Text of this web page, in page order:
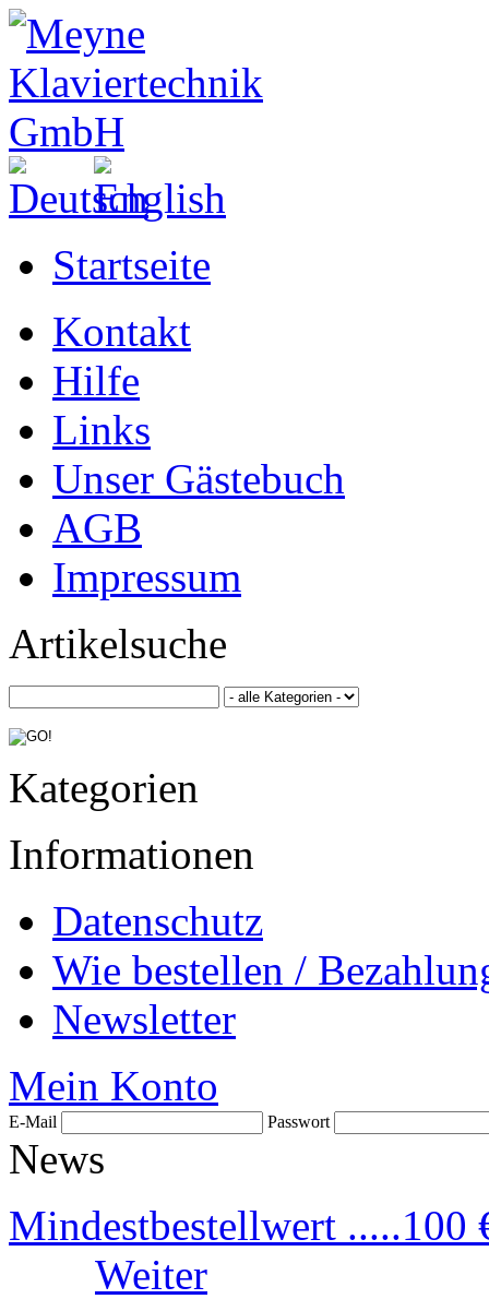
Startseite
Kontakt
Hilfe
Links
Unser Gästebuch
AGB
Impressum
Artikelsuche
Kategorien
Informationen
Datenschutz
Wie bestellen /
Newsletter
Mein Konto
E-Mail Passwort
News
Mindestbestellwert .....100
Weiter